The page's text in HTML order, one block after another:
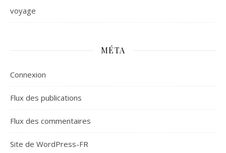
voyage
MÉTA
Connexion
Flux des publications
Flux des commentaires
Site de WordPress-FR